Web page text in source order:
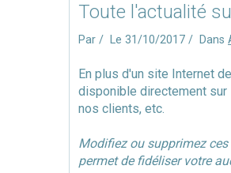
Toute l'actualité
Par Le 31/10/2017 Dans
En plus d'un site Internet
disponible directement sur
nos clients, etc.
Modifiez ou supprimez
permet de fidéliser votre